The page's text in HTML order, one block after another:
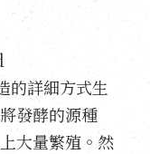
詳細方式生
發酵的源種
大量繁殖。然